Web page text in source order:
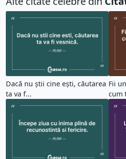
Dacă nu știi cine ești, căutarea
ta va f...
Fii
cum